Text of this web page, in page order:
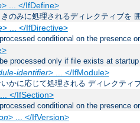
> ... </IfDefine>
のみに処理されるディレクティブを
> ... </IfDirective>
conditional on the presence
processed only if file exists at startup
identifier> ... </IfModule>
かに応じて処理される ディレクティ
</IfSection>
conditional on the presence
> ... </IfVersion>